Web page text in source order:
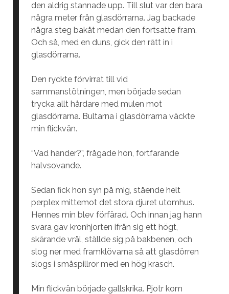
den aldrig stannade upp. Till slut var den bara
några meter från glasdörrarna. Jag backade
några steg bakåt medan den fortsatte fram.
Och så, med en duns, gick den rätt in i
glasdörrarna.
Den ryckte förvirrat till vid
sammanstötningen, men började sedan
trycka allt hårdare med mulen mot
glasdörrarna. Bultarna i glasdörrarna väckte
min flickvän.
“Vad händer?”, frågade hon, fortfarande
halvsovande.
Sedan fick hon syn på mig, stående helt
perplex mittemot det stora djuret utomhus.
Hennes min blev förfärad. Och innan jag hann
svara gav kronhjorten ifrån sig ett högt,
skärande vrål, ställde sig på bakbenen, och
slog ner med framklövarna så att glasdörren
slogs i småspillror med en hög krasch.
Min flickvän började gallskrika. Pjotr kom